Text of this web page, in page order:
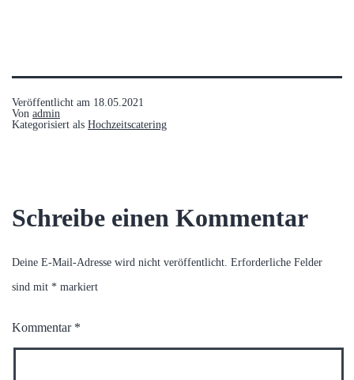
Veröffentlicht am 18.05.2021
Von admin
Kategorisiert als Hochzeitscatering
Schreibe einen Kommentar
Deine E-Mail-Adresse wird nicht veröffentlicht. Erforderliche Felder
sind mit * markiert
Kommentar *